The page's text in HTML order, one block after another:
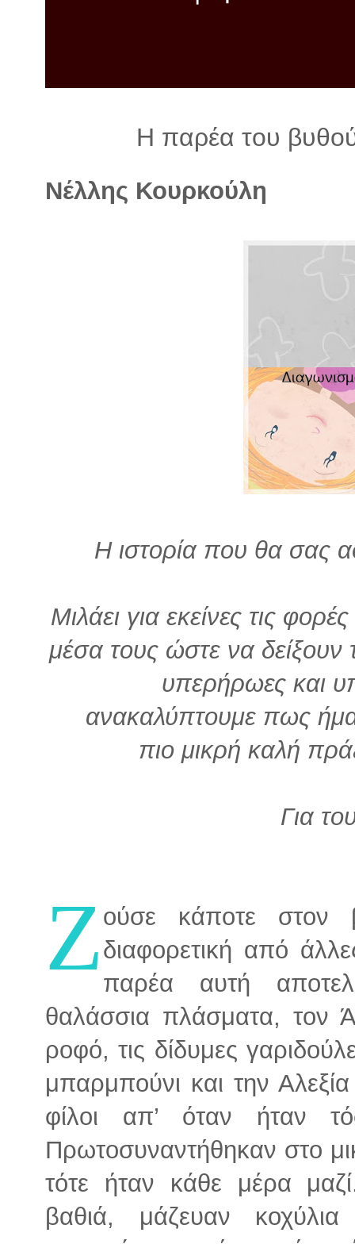
Η παρέα του βυθού
Νέλλης Κουρκούλη
Η ιστορία που θα σας
Μιλάει για εκείνες τις
μέσα τους ώστε να δείξουν
υπερήρωες και
ανακαλύπτουμε πως
πιο μικρή καλή
Για
Ζ ούσε κάποτε στον
διαφορετική από
παρέα αυτή
θαλάσσια πλάσματα, τον
ροφό, τις δίδυμες
μπαρμπούνι και την
φίλοι απ’ όταν ήταν
Πρωτοσυναντήθηκαν στο
τότε ήταν κάθε μέρα
βαθιά, μάζευαν